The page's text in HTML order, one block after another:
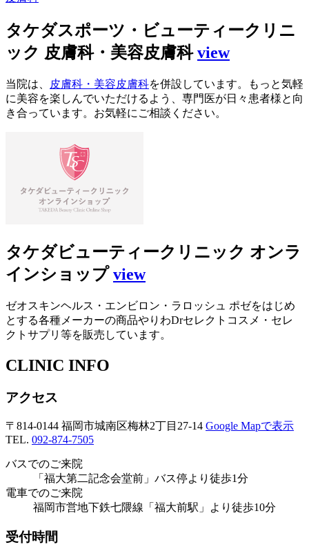
タケダスポーツ・ビューティークリニ
ック 皮膚科・美容皮膚科view
当院は、 皮膚科・美容皮膚科を併設しています。もっと気軽
に美容を楽しんでいただけるよう、専門医が日々患者様と向
き合っています。お気軽にご相談ください。
タケダビューティークリニック オンラ
インショップview
ゼオスキンヘルス・エンビロン・ラロッシュ ポゼをはじめ
とする各種メーカーの商品やりわDrセレクトコスメ・セレ
クトサプリ等を販売しています。
CLINIC INFO
アクセス
〒814-0144 福岡市城南区梅林2丁目27-14 Google Mapで表示
TEL. 092-874-7505
バスでのご来院
「福大第二記念会堂前」バス停より徒歩1分
電車でのご来院
福岡市営地下鉄七隈線「福大前駅」より徒歩10分
受付時間